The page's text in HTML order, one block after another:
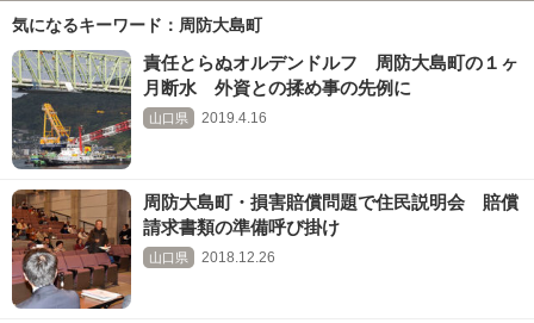
気になるキーワード：周防大島町
責任とらぬオルデンドルフ 周防大島町の１ヶ
月断水 外資との揉め事の先例に
山口県 2019.4.16
周防大島町・損害賠償問題で住民説明会 賠償
請求書類の準備呼び掛け
山口県 2018.12.26